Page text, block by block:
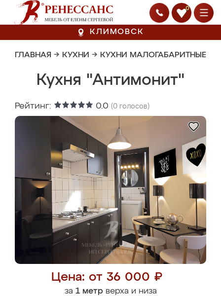
0
КЛИМОВСК
ГЛАВНАЯ → КУХНИ → КУХНИ МАЛОГАБАРИТНЫЕ
Кухня "Антимонит"
Рейтинг: 0.0 (0 голосов)
Цена: от 36 000 ₽
за 1 метрверха и низа